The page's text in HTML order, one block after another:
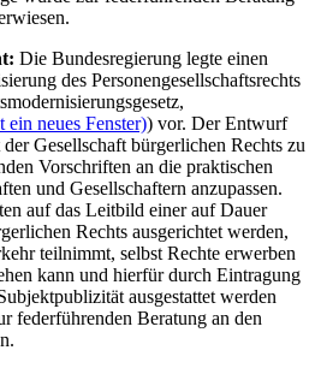
Die Bundesregierung legte einen
des Personengesellschaftsrechts
neues Fenster)) vor. Der Entwurf
Gesellschaft bürgerlichen Rechts zu
Vorschriften an die praktischen
und Gesellschaftern anzupassen.
auf das Leitbild einer auf Dauer
Rechts ausgerichtet werden,
teilnimmt, selbst Rechte erwerben
kann und hierfür durch Eintragung
ausgestattet werden
federführenden Beratung an den